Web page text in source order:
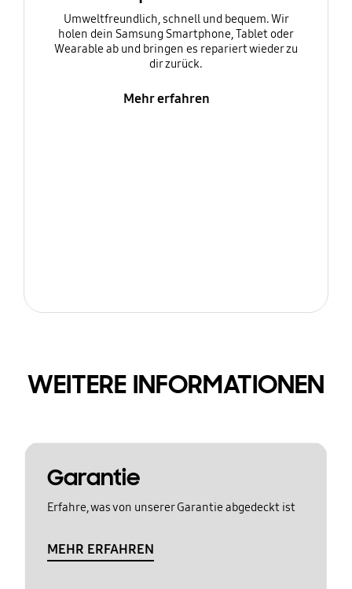
Umweltfreundlich, schnell und bequem. Wir
holen dein Samsung Smartphone, Tablet oder
Wearable ab und bringen es repariert wieder zu
dir zurück.
Mehr erfahren
WEITERE INFORMATIONEN
Garantie
Erfahre, was von unserer Garantie abgedeckt ist
MEHR ERFAHREN